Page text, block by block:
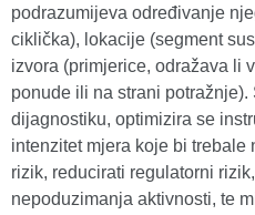
podrazumijeva određivanje
ciklička), lokacije (segment
izvora (primjerice, odražava li
ponude ili na strani potražnje).
dijagnostiku, optimizira se
intenzitet mjera koje bi
rizik, reducirati regulatorni
nepoduzimanja aktivnosti, te